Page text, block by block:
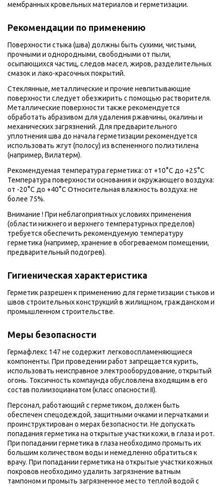
мембранных кровельных материалов и герметизации.
Рекомендации по применению
Поверхности стыка (шва) должны быть сухими, чистыми,
прочными и однородными, свободными от пыли,
осыпающихся частиц, следов масел, жиров, разделительных
смазок и лако-красочных покрытий.
Стеклянные, металлические и прочие невпитывающие
поверхности следует обезжирить с помощью растворителя.
Металлические поверхности также рекомендуется
обработать абразивом для удаления ржавчины, окалины и
механических загрязнений. Для предварительного
уплотнения шва до начала герметизации рекомендуется
использовать жгут (полосу) из вспененного полиэтилена
(например, Вилатерм).
Рекомендуемая температура герметика: от +10°С до +25°С
Температура поверхности основания и окружающего воздуха:
от -20°С до +40°С Относительная влажность воздуха: не
более 75%.
Внимание ! При неблагоприятных условиях применения
(области нижнего и верхнего температурных пределов)
требуется обеспечить рекомендуемую температуру
герметика (например, хранение в обогреваемом помещении,
предварительный подогрев).
Гигиеническая характеристика
Герметик разрешен к применению для герметизации стыков и
швов строительных конструкций в жилищном, гражданском и
промышленном строительстве.
Меры безопасности
Гермафлекс 147 не содержит легковоспламеняющиеся
компоненты. При проведении работ запрещается курить,
использовать неисправное электрооборудование, открытый
огонь. Токсичность компаунда обусловлена входящим в его
состав полиизоцианатом (класс опасности II).
Персонал, работающий с герметиком, должен быть
обеспечен спецодеждой, защитными очками и перчатками и
проинструктирован о мерах безопасности. Не допускать
попадания герметика на открытые участки кожи, в глаза и рот.
При попадании герметика в глаза необходимо промыть их
большим количеством воды и немедленно обратиться к
врачу. При попадании герметика на открытые участки кожных
покровов необходимо удалить загрязнение ватным
тампоном и промыть загрязненное место теплой водой с